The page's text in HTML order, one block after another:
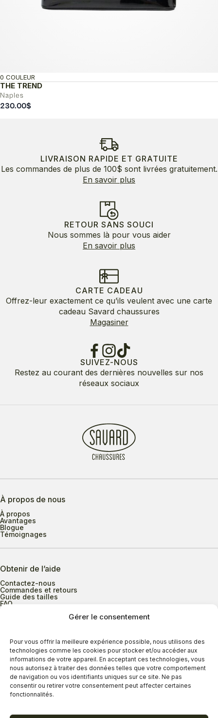
Gérer le consentement
Pour vous offrir la meilleure expérience possible, nous utilisons des
technologies comme les cookies pour stocker et/ou accéder aux
informations de votre appareil. En acceptant ces technologies, vous
nous autorisez à traiter des données telles que votre comportement
de navigation ou vos identifiants uniques sur ce site. Ne pas
consentir ou retirer votre consentement peut affecter certaines
fonctionnalités.
THE TREND
Naples
0 COULEUR
230.00$
LIVRAISON RAPIDE ET GRATUITE
Les commandes de plus de 100$ sont livrées gratuitement.
En savoir plus
RETOUR SANS SOUCI
Nous sommes là pour vous aider
En savoir plus
CARTE CADEAU
Offrez-leur exactement ce qu’ils veulent avec une carte
cadeau Savard chaussures
Magasiner
SUIVEZ-NOUS
Restez au courant des dernières nouvelles sur nos
réseaux sociaux
À propos de nous
À propos
Avantages
Blogue
Témoignages
Obtenir de l’aide
Contactez-nous
Commandes et retours
Guide des tailles
FAQ
Heures d’ouverture
Lundi au mercredi
9h00 à 17h30
Jeudi
9h00 à 20h00
Vendredi
9h00 à 18h00
Dimanche
11h00 à 16h30